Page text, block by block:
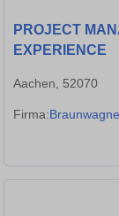
PROJECT
EXPERIENCE
Aachen, 52070
Firma: